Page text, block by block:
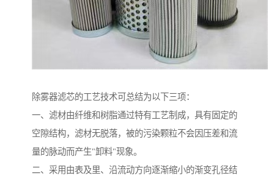
除雾器滤芯的工艺技术可总结为以下三项：
一、滤材由纤维和树脂通过特有工艺制成，具有固定的
空隙结构，滤材无脱落，被的污染颗粒不会因压差和流
量的脉动而产生"卸料"现象。
二、采用由表及里、沿流动方向逐渐缩小的渐变孔径结